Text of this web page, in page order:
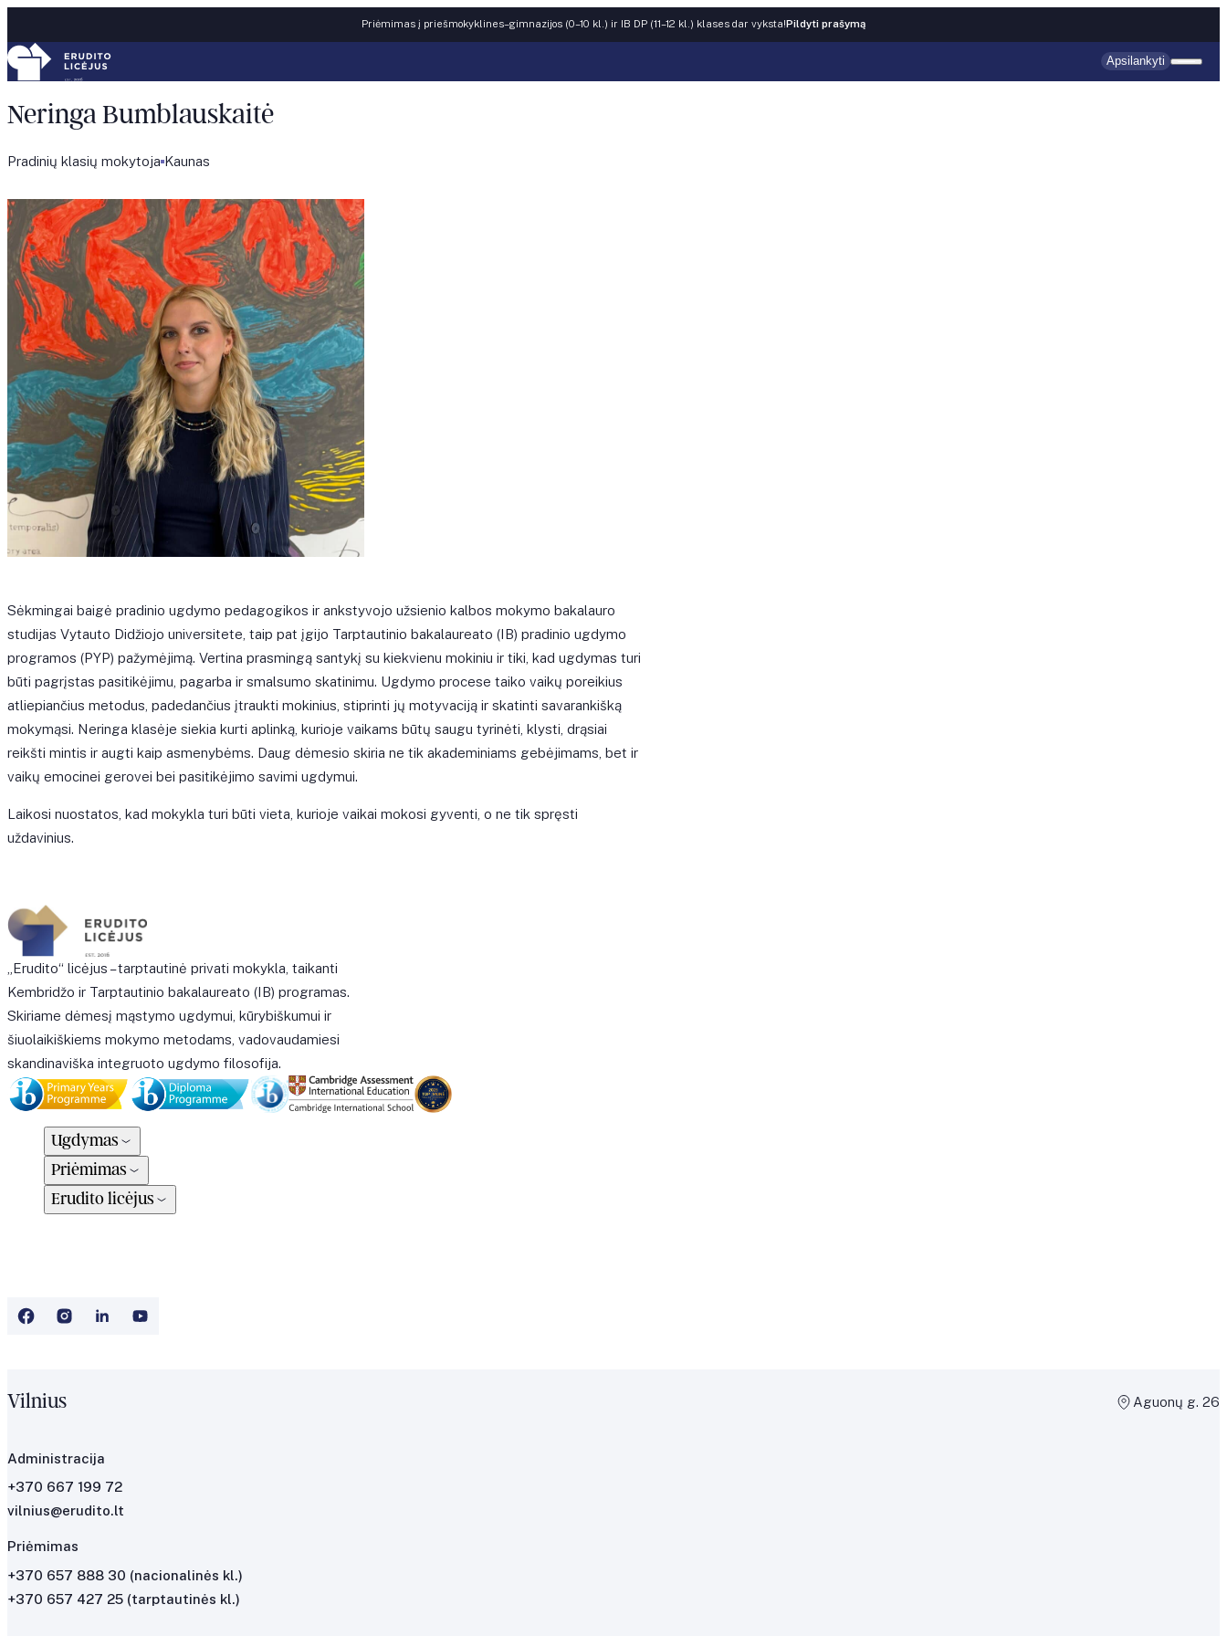
Priėmimas į priešmokyklines–gimnazijos (0–10 kl.) ir IB DP (11–12 kl.) klases dar vyksta!Pildyti prašymą
Apsilankyti
Neringa Bumblauskaitė
Pradinių klasių mokytoja Kaunas
Sėkmingai baigė pradinio ugdymo pedagogikos ir ankstyvojo užsienio kalbos mokymo bakalauro
studijas Vytauto Didžiojo universitete, taip pat įgijo Tarptautinio bakalaureato (IB) pradinio ugdymo
programos (PYP) pažymėjimą. Vertina prasmingą santykį su kiekvienu mokiniu ir tiki, kad ugdymas turi
būti pagrįstas pasitikėjimu, pagarba ir smalsumo skatinimu. Ugdymo procese taiko vaikų poreikius
atliepiančius metodus, padedančius įtraukti mokinius, stiprinti jų motyvaciją ir skatinti savarankišką
mokymąsi. Neringa klasėje siekia kurti aplinką, kurioje vaikams būtų saugu tyrinėti, klysti, drąsiai
reikšti mintis ir augti kaip asmenybėms. Daug dėmesio skiria ne tik akademiniams gebėjimams, bet ir
vaikų emocinei gerovei bei pasitikėjimo savimi ugdymui.
Laikosi nuostatos, kad mokykla turi būti vieta, kurioje vaikai mokosi gyventi, o ne tik spręsti
uždavinius.
„Erudito“ licėjus – tarptautinė privati mokykla, taikanti
Kembridžo ir Tarptautinio bakalaureato (IB) programas.
Skiriame dėmesį mąstymo ugdymui, kūrybiškumui ir
šiuolaikiškiems mokymo metodams, vadovaudamiesi
skandinaviška integruoto ugdymo filosofija.
Ugdymas
Priėmimas
Erudito licėjus
Vilnius Aguonų g. 26
Administracija
+370 667 199 72
vilnius@erudito.lt
Priėmimas
+370 657 888 30 (nacionalinės kl.)
+370 657 427 25 (tarptautinės kl.)